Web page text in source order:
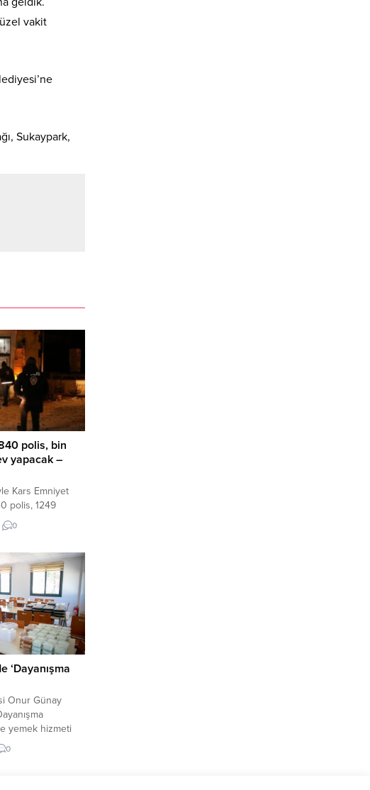
vakit
Sukaypark,
polis, bin
yapacak –
Kars Emniyet
polis, 1249
Kars
Yılbaşı
tarafından il
huzurlu bir
gerekli tedbirlerin
yılbaşı akşamı
belirtilirken,
0
‘Dayanışma
Onur Günay
yemek hizmeti
Mustafa Günay,
mücadele
0